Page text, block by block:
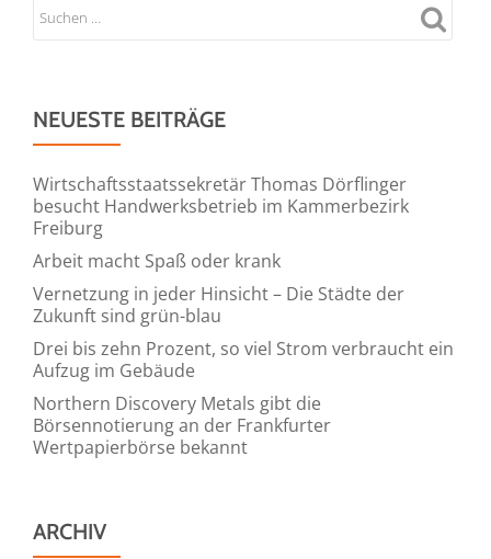
NEUESTE BEITRÄGE
Wirtschaftsstaatssekretär Thomas Dörflinger
besucht Handwerksbetrieb im Kammerbezirk
Freiburg
Arbeit macht Spaß oder krank
Vernetzung in jeder Hinsicht – Die Städte der
Zukunft sind grün-blau
Drei bis zehn Prozent, so viel Strom verbraucht ein
Aufzug im Gebäude
Northern Discovery Metals gibt die
Börsennotierung an der Frankfurter
Wertpapierbörse bekannt
ARCHIV